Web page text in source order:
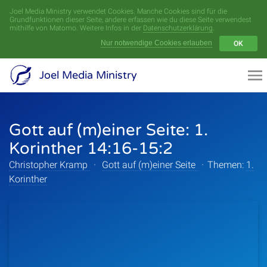
Joel Media Ministry verwendet Cookies. Manche Cookies sind für die
Grundfunktionen dieser Seite, andere erfassen wie du diese Seite verwendest
mithilfe von Matomo. Weitere Infos in der Datenschutzerklärung.
Nur notwendige Cookies erlauben
OK
Joel Media Ministry
Gott auf (m)einer Seite: 1.
Korinther 14:16-15:2
Christopher Kramp · Gott auf (m)einer Seite · Themen: 1.
Korinther
Menü
Videoarchiv
Serien
Sprecher